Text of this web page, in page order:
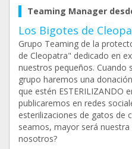
Teaming Manager
Los Bigotes de
Grupo Teaming de la
de Cleopatra" dedicado en
nuestros pequeños. Cuando
grupo haremos una
que estén ESTERILIZANDO
publicaremos en redes
esterilizaciones de gatos de
seamos, mayor será
nosotros?